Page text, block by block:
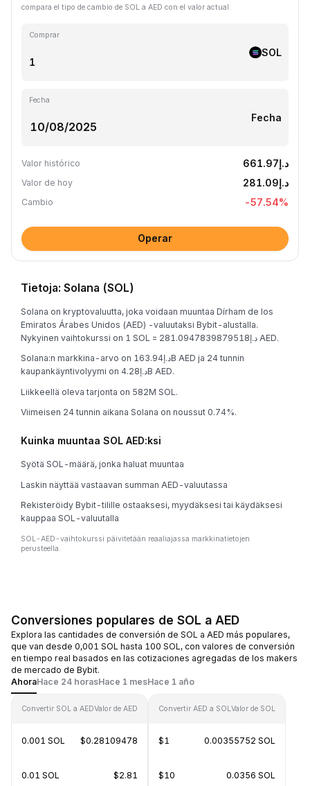
compara el tipo de cambio de SOL a AED con el valor actual.
Comprar
SOL
Fecha
Fecha
Valor histórico د.إ661.97
Valor de hoy د.إ281.09
Cambio -57.54%
Operar
Tietoja: Solana (SOL)
Solana on kryptovaluutta, joka voidaan muuntaa Dírham de los
Emiratos Árabes Unidos (AED) -valuutaksi Bybit-alustalla.
Nykyinen vaihtokurssi on 1 SOL = د.إ281.0947839879518 AED.
Solana:n markkina-arvo on د.إ163.94B AED ja 24 tunnin
kaupankäyntivolyymi on د.إ4.28B AED.
Liikkeellä oleva tarjonta on 582M SOL.
Viimeisen 24 tunnin aikana Solana on noussut 0.74%.
Kuinka muuntaa SOL AED:ksi
Syötä SOL-määrä, jonka haluat muuntaa
Laskin näyttää vastaavan summan AED-valuutassa
Rekisteröidy Bybit-tilille ostaaksesi, myydäksesi tai käydäksesi
kauppaa SOL-valuutalla
SOL-AED-vaihtokurssi päivitetään reaaliajassa markkinatietojen
perusteella.
Conversiones populares de SOL a AED
Explora las cantidades de conversión de SOL a AED más populares,
que van desde 0,001 SOL hasta 100 SOL, con valores de conversión
en tiempo real basados en las cotizaciones agregadas de los makers
de mercado de Bybit.
AhoraHace 24 horasHace 1 mesHace 1 año
Convertir SOL a AEDValor de AED
0.001 SOL $0.28109478
0.01 SOL $2.81
Convertir AED a SOLValor de SOL
$1 0.00355752 SOL
$10 0.0356 SOL